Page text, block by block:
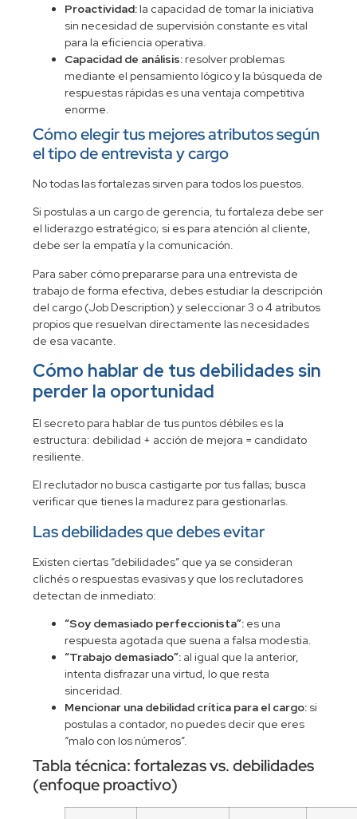
Proactividad: la capacidad de tomar la iniciativa
sin necesidad de supervisión constante es vital
para la eficiencia operativa.
Capacidad de análisis: resolver problemas
mediante el pensamiento lógico y la búsqueda de
respuestas rápidas es una ventaja competitiva
enorme.
Cómo elegir tus mejores atributos según
el tipo de entrevista y cargo
No todas las fortalezas sirven para todos los puestos.
Si postulas a un cargo de gerencia, tu fortaleza debe ser
el liderazgo estratégico; si es para atención al cliente,
debe ser la empatía y la comunicación.
Para saber cómo prepararse para una entrevista de
trabajo de forma efectiva, debes estudiar la descripción
del cargo (Job Description) y seleccionar 3 o 4 atributos
propios que resuelvan directamente las necesidades
de esa vacante.
Cómo hablar de tus debilidades sin
perder la oportunidad
El secreto para hablar de tus puntos débiles es la
estructura: debilidad + acción de mejora = candidato
resiliente.
El reclutador no busca castigarte por tus fallas; busca
verificar que tienes la madurez para gestionarlas.
Las debilidades que debes evitar
Existen ciertas “debilidades” que ya se consideran
clichés o respuestas evasivas y que los reclutadores
detectan de inmediato:
“Soy demasiado perfeccionista”: es una
respuesta agotada que suena a falsa modestia.
“Trabajo demasiado”: al igual que la anterior,
intenta disfrazar una virtud, lo que resta
sinceridad.
Mencionar una debilidad crítica para el cargo: si
postulas a contador, no puedes decir que eres
“malo con los números”.
Tabla técnica: fortalezas vs. debilidades
(enfoque proactivo)